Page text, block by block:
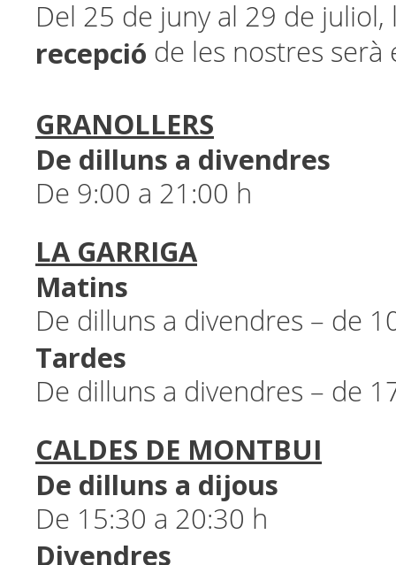
Del 25 de juny al 29 de juliol,
recepció de les nostres serà
GRANOLLERS
De dilluns a divendres
De 9:00 a 21:00 h
LA GARRIGA
Matins
De dilluns a divendres – de
Tardes
De dilluns a divendres – de
CALDES DE MONTBUI
De dilluns a dijous
De 15:30 a 20:30 h
Divendres